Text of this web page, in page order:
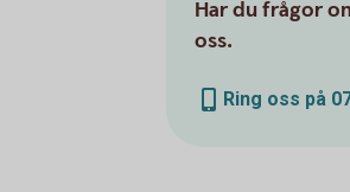
Har du frågor
oss.
Ring oss på